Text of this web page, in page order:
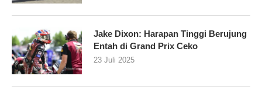
Jake Dixon: Harapan Tinggi Berujung
Entah di Grand Prix Ceko
23 Juli 2025